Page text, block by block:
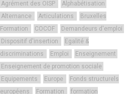
Agrément des OISP
Alphabétisation
Alternance
Articulations
Bruxelles
Formation
COCOF
Demandeurs d'emploi
Dispositif d'insertion
Egalité &
discriminations
Emploi
Enseignement
Enseignement de promotion sociale
Equipements
Europe
Fonds structurels
européens
Formation
formation